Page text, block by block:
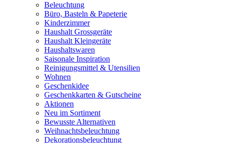
Beleuchtung
Büro, Basteln & Papeterie
Kinderzimmer
Haushalt Grossgeräte
Haushalt Kleingeräte
Haushaltswaren
Saisonale Inspiration
Reinigungsmittel & Utensilien
Wohnen
Geschenkidee
Geschenkkarten & Gutscheine
Aktionen
Neu im Sortiment
Bewusste Alternativen
Weihnachtsbeleuchtung
Dekorationsbeleuchtung